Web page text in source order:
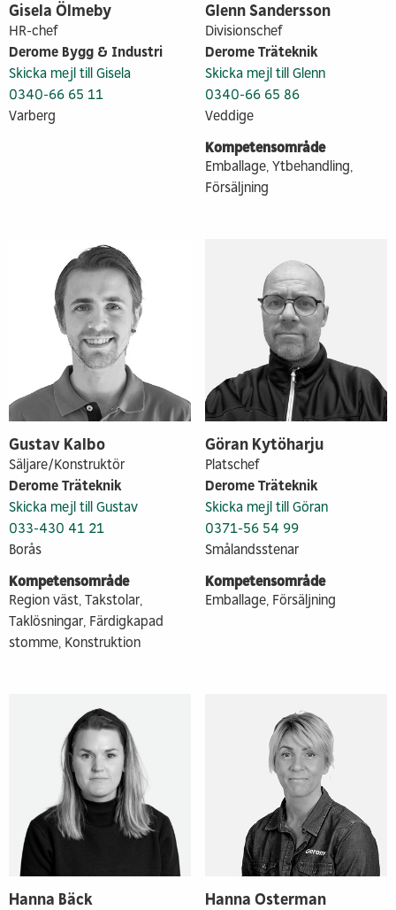
Gisela Ölmeby
HR-chef
Derome Bygg & Industri
Skicka mejl till Gisela
0340-66 65 11
Varberg
Glenn Sandersson
Divisionschef
Derome Träteknik
Skicka mejl till Glenn
0340-66 65 86
Veddige
Kompetensområde
Emballage, Ytbehandling,
Försäljning
Gustav Kalbo
Säljare/Konstruktör
Derome Träteknik
Skicka mejl till Gustav
033-430 41 21
Borås
Kompetensområde
Region väst, Takstolar,
Taklösningar, Färdigkapad
stomme, Konstruktion
Göran Kytöharju
Platschef
Derome Träteknik
Skicka mejl till Göran
0371-56 54 99
Smålandsstenar
Kompetensområde
Emballage, Försäljning
Hanna Bäck Hanna Osterman